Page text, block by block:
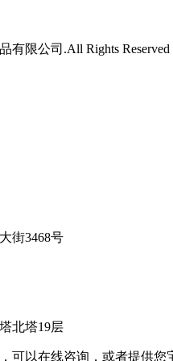
有限公司.All Rights Reserved
街3468号
北塔19层
可以在线咨询，或者提供您